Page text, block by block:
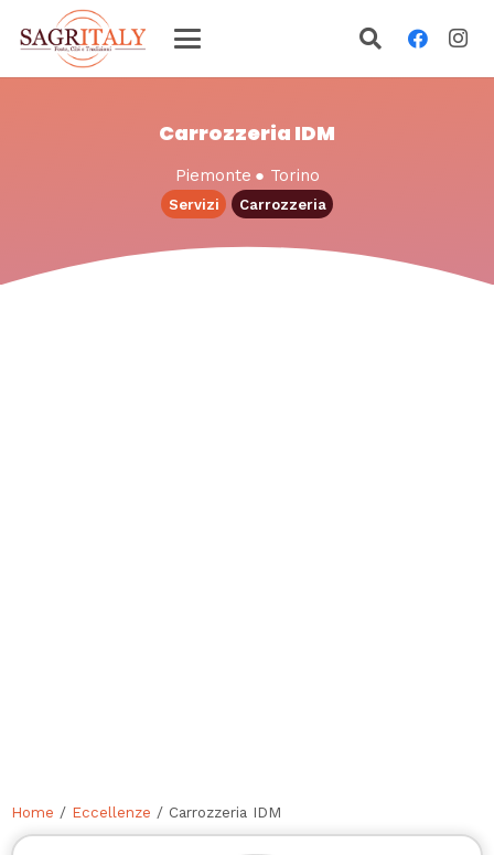
Carrozzeria IDM
Piemonte ● Torino
Servizi Carrozzeria
Home / Eccellenze / Carrozzeria IDM